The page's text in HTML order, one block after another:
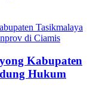
Kabupaten
Hukum